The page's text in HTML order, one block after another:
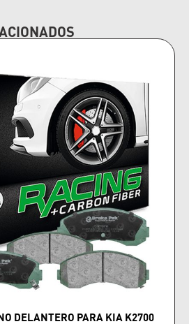
DELANTERO PARA KIA K2700